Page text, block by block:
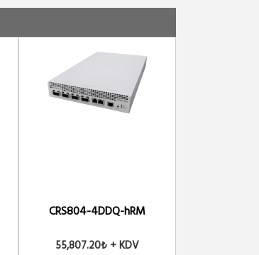
CRS804-4DDQ-hRM
55,807.20₺ + KDV